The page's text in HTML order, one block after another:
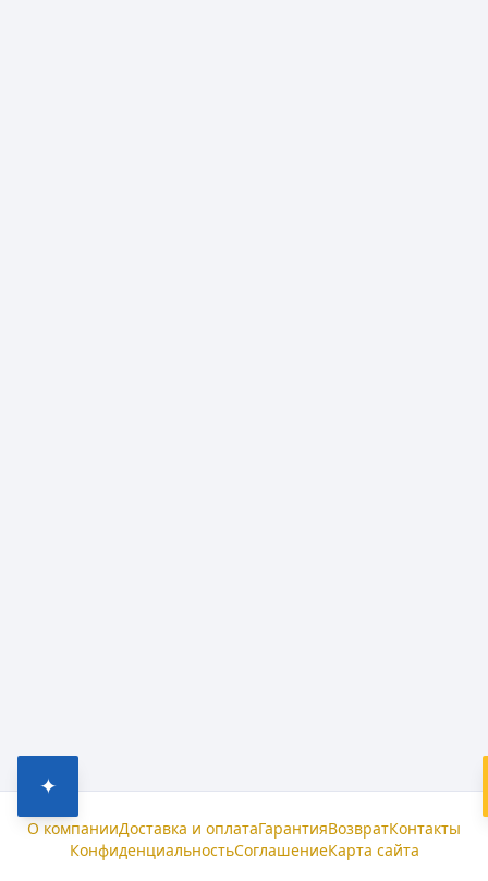
✦
О компанииДоставка и оплатаГарантияВозвратКонтакты
КонфиденциальностьСоглашениеКарта сайта